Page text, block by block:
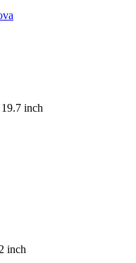
inch
inch